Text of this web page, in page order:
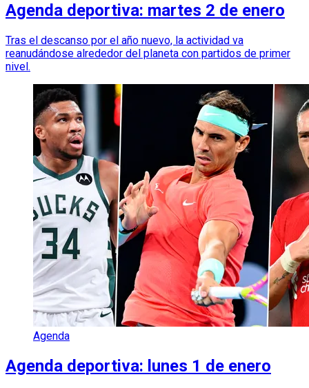
Agenda deportiva: martes 2 de enero
Tras el descanso por el año nuevo, la actividad va
reanudándose alrededor del planeta con partidos de primer
nivel.
Agenda
Agenda deportiva: lunes 1 de enero